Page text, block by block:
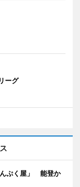
ーグ
んぷく屋」 能登か